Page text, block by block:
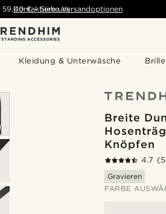
Kleidung & Unterwäsche
59,00 € - Siehe Versandoptionen
Kontaktiere uns
Breite
Knöpfen
4.7
Gravieren
FARBE